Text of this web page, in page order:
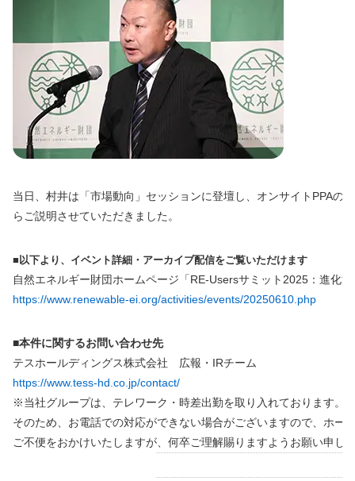
当日、村井は「市場動向」セッションに登壇し、オンサイトPPAの
らご説明させていただきました。
■以下より、イベント詳細・アーカイブ配信をご覧いただけます
自然エネルギー財団ホームページ「RE-Usersサミット2025：進化
https://www.renewable-ei.org/activities/events/20250610.php
■本件に関するお問い合わせ先
テスホールディングス株式会社 広報・IRチーム
https://www.tess-hd.co.jp/contact/
※当社グループは、テレワーク・時差出勤を取り入れております。
そのため、お電話での対応ができない場合がございますので、ホー
ご不便をおかけいたしますが、何卒ご理解賜りますようお願い申し